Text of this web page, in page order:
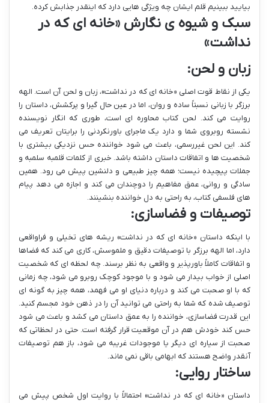
بیایید ببینیم قلم ایشان چه ویژگی هایی دارد که اینقدر جذابش کرده.
سبک و شیوه ی نگارش «خانه ای که در
نداشت»
زبان و لحن:
یکی از نقاط قوت اصلی «خانه ای که در نداشت»، زبان و لحن آن است. الهه
برزگر با زبانی نسبتاً ساده و روان، اما در عین حال گیرا و پرکشش، داستان را
روایت می کند. لحن کتاب محاوره ای است، طوری که انگار نویسنده
نشسته روبروی شما و دارد یک ماجرای باورنکردنی را برایتان تعریف می
کند. این لحن غیررسمی، باعث می شود خواننده حس نزدیکی بیشتری با
شخصیت ها و اتفاقات داستان داشته باشد. خبری از کلمات قلمبه سلمبه و
جملات پیچیده نیست؛ همه چیز طبیعی و دلنشین پیش می رود. همین
سادگی و روانی، عمق مفاهیم را دوچندان می کند و اجازه می دهد پیام
های فلسفی کتاب، به راحتی به دل خواننده بنشینند.
توصیفات و فضاسازی:
با اینکه داستان «خانه ای که در نداشت» ریشه های تخیلی و فراواقعی
دارد، اما الهه برزگر با توصیفات دقیق و ملموسش، کاری می کند که فضاها
و اتفاقات کاملاً باورپذیر و واقعی به نظر برسند. چه لحظه ای که شخصیت
اصلی از خواب بیدار می شود و با موجود کوچک روبرو می شود، چه زمانی
که با او صحبت می کند و درباره دنیای او می فهمد، همه چیز به گونه ای
توصیف شده که شما به راحتی می توانید آن را در ذهن خود مجسم کنید.
این قدرت فضاسازی، خواننده را به عمق داستان می کشد و باعث می شود
حس کند خودش هم در آن موقعیت قرار گرفته است. حتی در لحظاتی که
صحبت از سیاره ای دیگر یا موجودات غریبه می شود، باز هم توصیفات
آنقدر واضح هستند که ابهامی باقی نمی ماند.
ساختار روایی:
داستان «خانه ای که در نداشت» احتمالاً با روایت اول شخص پیش می